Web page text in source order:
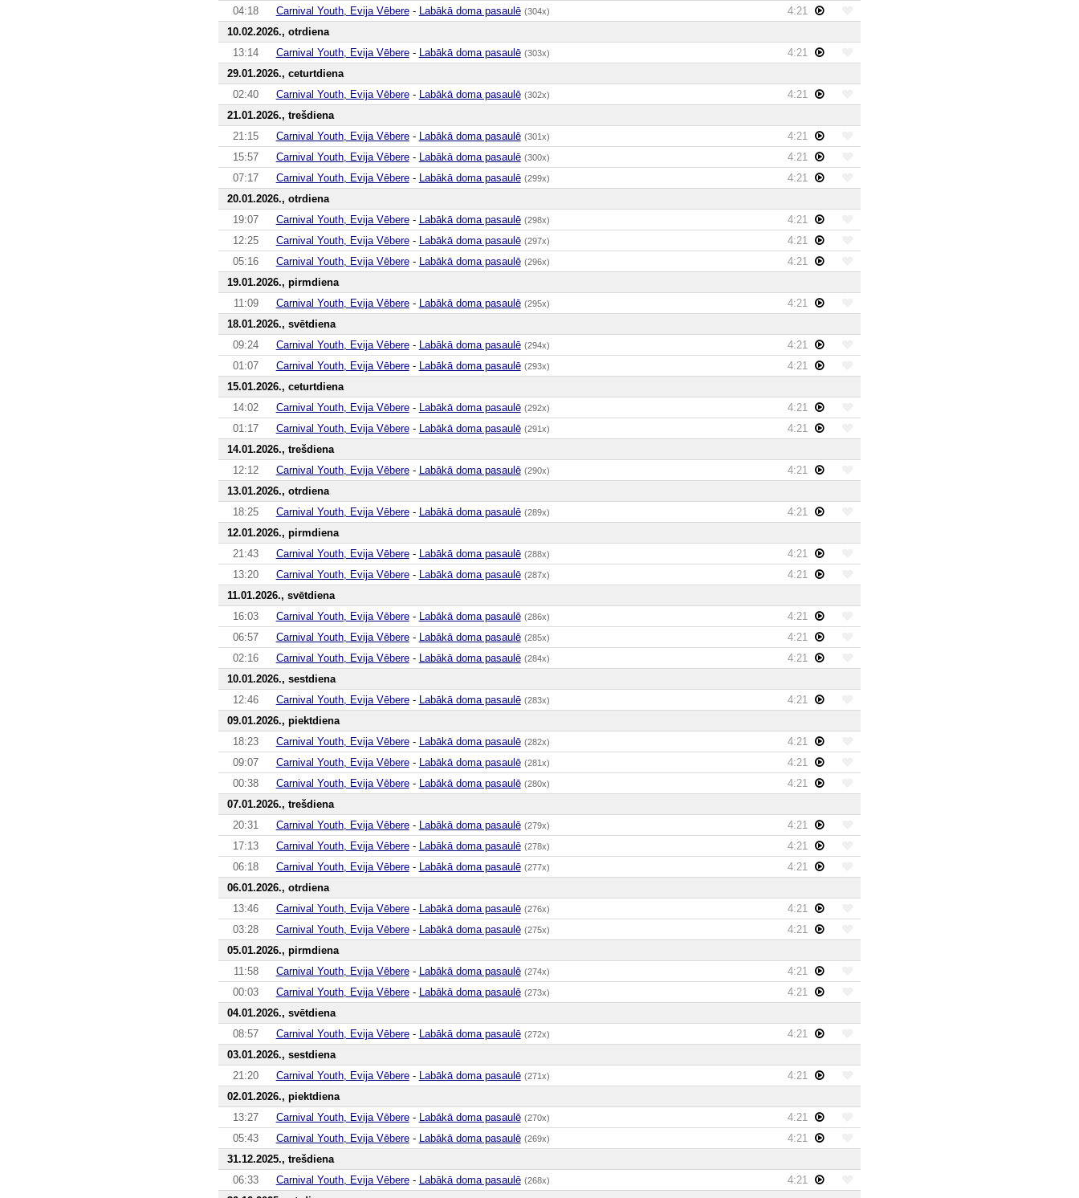
04:18
Carnival Youth, Evija Vēbere- Labākā doma pasaulē (304x)
4:21
10.02.2026., otrdiena
13:14
Carnival Youth, Evija Vēbere- Labākā doma pasaulē (303x)
4:21
29.01.2026., ceturtdiena
02:40
Carnival Youth, Evija Vēbere- Labākā doma pasaulē (302x)
4:21
21.01.2026., trešdiena
21:15
Carnival Youth, Evija Vēbere- Labākā doma pasaulē (301x)
4:21
15:57
Carnival Youth, Evija Vēbere- Labākā doma pasaulē (300x)
4:21
07:17
Carnival Youth, Evija Vēbere- Labākā doma pasaulē (299x)
4:21
20.01.2026., otrdiena
19:07
Carnival Youth, Evija Vēbere- Labākā doma pasaulē (298x)
4:21
12:25
Carnival Youth, Evija Vēbere- Labākā doma pasaulē (297x)
4:21
05:16
Carnival Youth, Evija Vēbere- Labākā doma pasaulē (296x)
4:21
19.01.2026., pirmdiena
11:09
Carnival Youth, Evija Vēbere- Labākā doma pasaulē (295x)
4:21
18.01.2026., svētdiena
09:24
Carnival Youth, Evija Vēbere- Labākā doma pasaulē (294x)
4:21
01:07
Carnival Youth, Evija Vēbere- Labākā doma pasaulē (293x)
4:21
15.01.2026., ceturtdiena
14:02
Carnival Youth, Evija Vēbere- Labākā doma pasaulē (292x)
4:21
01:17
Carnival Youth, Evija Vēbere- Labākā doma pasaulē (291x)
4:21
14.01.2026., trešdiena
12:12
Carnival Youth, Evija Vēbere- Labākā doma pasaulē (290x)
4:21
13.01.2026., otrdiena
18:25
Carnival Youth, Evija Vēbere- Labākā doma pasaulē (289x)
4:21
12.01.2026., pirmdiena
21:43
Carnival Youth, Evija Vēbere- Labākā doma pasaulē (288x)
4:21
13:20
Carnival Youth, Evija Vēbere- Labākā doma pasaulē (287x)
4:21
11.01.2026., svētdiena
16:03
Carnival Youth, Evija Vēbere- Labākā doma pasaulē (286x)
4:21
06:57
Carnival Youth, Evija Vēbere- Labākā doma pasaulē (285x)
4:21
02:16
Carnival Youth, Evija Vēbere- Labākā doma pasaulē (284x)
4:21
10.01.2026., sestdiena
12:46
Carnival Youth, Evija Vēbere- Labākā doma pasaulē (283x)
4:21
09.01.2026., piektdiena
18:23
Carnival Youth, Evija Vēbere- Labākā doma pasaulē (282x)
4:21
09:07
Carnival Youth, Evija Vēbere- Labākā doma pasaulē (281x)
4:21
00:38
Carnival Youth, Evija Vēbere- Labākā doma pasaulē (280x)
4:21
07.01.2026., trešdiena
20:31
Carnival Youth, Evija Vēbere- Labākā doma pasaulē (279x)
4:21
17:13
Carnival Youth, Evija Vēbere- Labākā doma pasaulē (278x)
4:21
06:18
Carnival Youth, Evija Vēbere- Labākā doma pasaulē (277x)
4:21
06.01.2026., otrdiena
13:46
Carnival Youth, Evija Vēbere- Labākā doma pasaulē (276x)
4:21
03:28
Carnival Youth, Evija Vēbere- Labākā doma pasaulē (275x)
4:21
05.01.2026., pirmdiena
11:58
Carnival Youth, Evija Vēbere- Labākā doma pasaulē (274x)
4:21
00:03
Carnival Youth, Evija Vēbere- Labākā doma pasaulē (273x)
4:21
04.01.2026., svētdiena
08:57
Carnival Youth, Evija Vēbere- Labākā doma pasaulē (272x)
4:21
03.01.2026., sestdiena
21:20
Carnival Youth, Evija Vēbere- Labākā doma pasaulē (271x)
4:21
02.01.2026., piektdiena
13:27
Carnival Youth, Evija Vēbere- Labākā doma pasaulē (270x)
4:21
05:43
Carnival Youth, Evija Vēbere- Labākā doma pasaulē (269x)
4:21
31.12.2025., trešdiena
06:33
Carnival Youth, Evija Vēbere- Labākā doma pasaulē (268x)
4:21